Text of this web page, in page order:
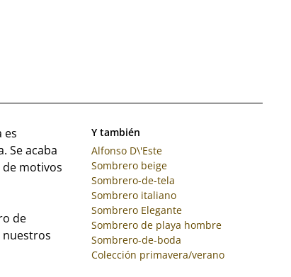
es
Se acaba
motivos
de
nuestros
Y también
Alfonso D\'Este
Sombrero beige
Sombrero-de-tela
Sombrero italiano
Sombrero Elegante
Sombrero de playa hombre
Sombrero-de-boda
Colección primavera/verano